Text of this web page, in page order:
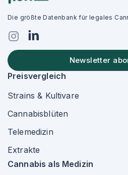
Die größte Datenbank für legales
Newsletter
Preisvergleich
Strains & Kultivare
Cannabisblüten
Telemedizin
Extrakte
Cannabis als Medizin